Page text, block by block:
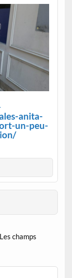
anita-
un-peu-
Les champs